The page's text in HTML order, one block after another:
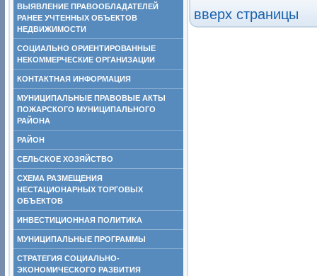
ВЫЯВЛЕНИЕ ПРАВООБЛАДАТЕЛЕЙ
РАНЕЕ УЧТЕННЫХ ОБЪЕКТОВ
НЕДВИЖИМОСТИ
СОЦИАЛЬНО ОРИЕНТИРОВАННЫЕ
НЕКОММЕРЧЕСКИЕ ОРГАНИЗАЦИИ
КОНТАКТНАЯ ИНФОРМАЦИЯ
МУНИЦИПАЛЬНЫЕ ПРАВОВЫЕ АКТЫ
ПОЖАРСКОГО МУНИЦИПАЛЬНОГО
РАЙОНА
РАЙОН
СЕЛЬСКОЕ ХОЗЯЙСТВО
СХЕМА РАЗМЕЩЕНИЯ
НЕСТАЦИОНАРНЫХ ТОРГОВЫХ
ОБЪЕКТОВ
ИНВЕСТИЦИОННАЯ ПОЛИТИКА
МУНИЦИПАЛЬНЫЕ ПРОГРАММЫ
СТРАТЕГИЯ СОЦИАЛЬНО-
ЭКОНОМИЧЕСКОГО РАЗВИТИЯ
вверх страницы